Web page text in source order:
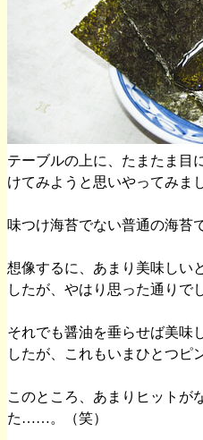
テーブルの上に、たまたま目
けてみようと思いやってみま
味つけ海苔でない普通の海苔
想像するに、あまり美味しい
したが、やはり思った通りで
それでも醤油を垂らせば美味
したが、これもいまひとつピ
このところ、あまりヒットが
た……。（笑）